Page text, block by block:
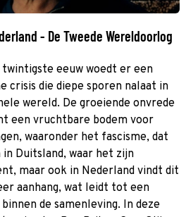
- De Tweede Wereldoorlog
eeuw woedt er een
crisis die diepe sporen nalaat in
wereld. De groeiende onvrede
een vruchtbare bodem voor
waaronder het fascisme, dat
Duitsland, waar het zijn
maar ook in Nederland vindt dit
aanhang, wat leidt tot een
de samenleving. In deze